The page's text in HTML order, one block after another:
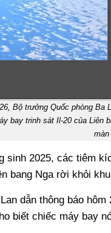
Bộ trưởng Quốc phòng Ba
bay trinh sát Il-20 của Liên
sinh 2025, các tiêm
bang Nga rời khỏi
dẫn thông báo
biết chiếc máy bay